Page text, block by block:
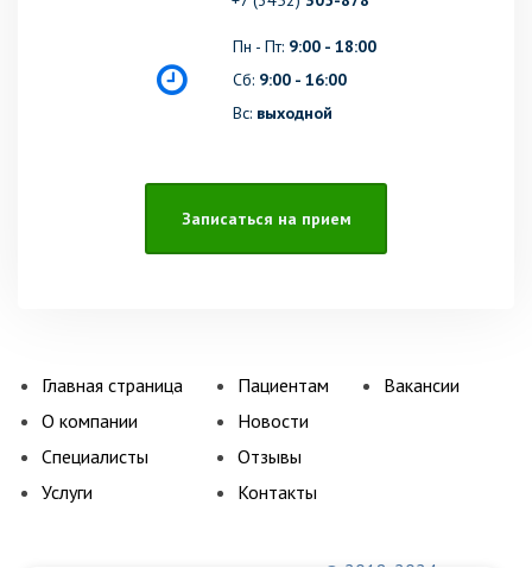
Главная страница
О компании
Специалисты
Услуги
Пациентам
Новости
Отзывы
Контакты
Вакансии
Пн - Пт: 9:00 - 18:00
Сб: 9:00 - 16:00
Вс: выходной
Записаться на прием